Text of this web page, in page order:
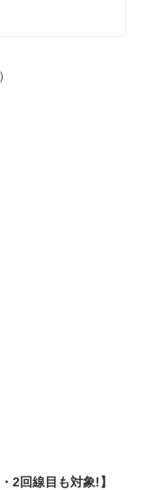
2回線目も対象!】